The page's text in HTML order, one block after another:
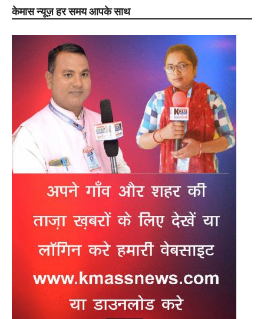
केमास न्यूज़ हर समय आपके साथ